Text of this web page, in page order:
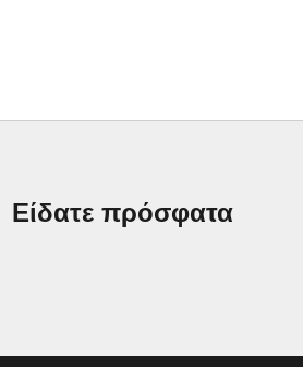
Είδατε πρόσφατα